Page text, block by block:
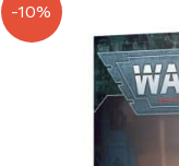
-10%